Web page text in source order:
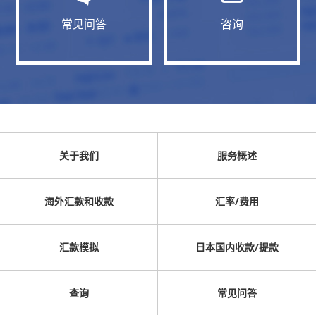
常见问答 咨询
关于我们 服务概述
海外汇款和收款 汇率/费用
汇款模拟 日本国内收款/提款
查询 常见问答